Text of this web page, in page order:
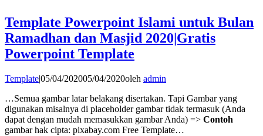
Template Powerpoint Islami untuk Bulan
Ramadhan dan Masjid 2020|Gratis
Powerpoint Template
Template|05/04/202005/04/2020oleh admin
…Semua gambar latar belakang disertakan. Tapi Gambar yang
digunakan misalnya di placeholder gambar tidak termasuk (Anda
dapat dengan mudah memasukkan gambar Anda) => Contoh
gambar hak cipta: pixabay.com Free Template…